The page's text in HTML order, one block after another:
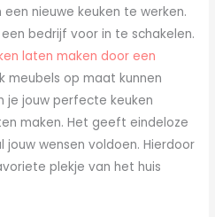
nieuwe keuken te werken.
bedrijf voor in te schakelen.
laten maken door een
meubels op maat kunnen
je jouw perfecte keuken
maken. Het geeft eindeloze
jouw wensen voldoen. Hierdoor
plekje van het huis